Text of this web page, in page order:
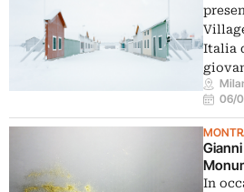
Italia
06/
In